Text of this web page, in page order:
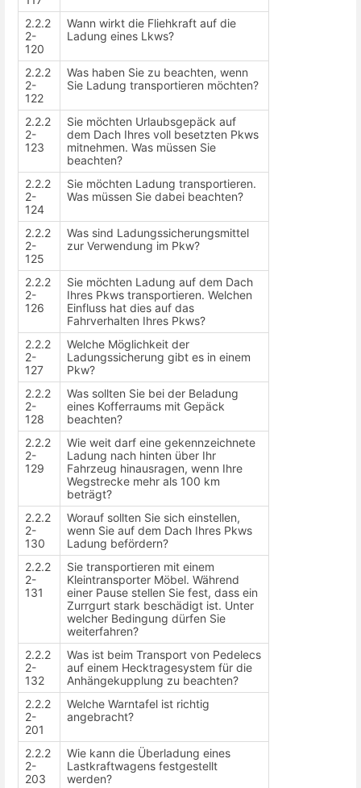
2.2.2
2-
120
Wann wirkt die Fliehkraft auf die
Ladung eines Lkws?
2.2.2
2-
122
Was haben Sie zu beachten, wenn
Sie Ladung transportieren möchten?
2.2.2
2-
123
Sie möchten Urlaubsgepäck auf
dem Dach Ihres voll besetzten Pkws
mitnehmen. Was müssen Sie
beachten?
2.2.2
2-
124
Sie möchten Ladung transportieren.
Was müssen Sie dabei beachten?
2.2.2
2-
125
Was sind Ladungssicherungsmittel
zur Verwendung im Pkw?
2.2.2
2-
126
Sie möchten Ladung auf dem Dach
Ihres Pkws transportieren. Welchen
Einfluss hat dies auf das
Fahrverhalten Ihres Pkws?
2.2.2
2-
127
Welche Möglichkeit der
Ladungssicherung gibt es in einem
Pkw?
2.2.2
2-
128
Was sollten Sie bei der Beladung
eines Kofferraums mit Gepäck
beachten?
2.2.2
2-
129
Wie weit darf eine gekennzeichnete
Ladung nach hinten über Ihr
Fahrzeug hinausragen, wenn Ihre
Wegstrecke mehr als 100 km
beträgt?
2.2.2
2-
130
Worauf sollten Sie sich einstellen,
wenn Sie auf dem Dach Ihres Pkws
Ladung befördern?
2.2.2
2-
131
Sie transportieren mit einem
Kleintransporter Möbel. Während
einer Pause stellen Sie fest, dass ein
Zurrgurt stark beschädigt ist. Unter
welcher Bedingung dürfen Sie
weiterfahren?
2.2.2
2-
132
Was ist beim Transport von Pedelecs
auf einem Hecktragesystem für die
Anhängekupplung zu beachten?
2.2.2
2-
201
Welche Warntafel ist richtig
angebracht?
2.2.2
2-
203
Wie kann die Überladung eines
Lastkraftwagens festgestellt
werden?